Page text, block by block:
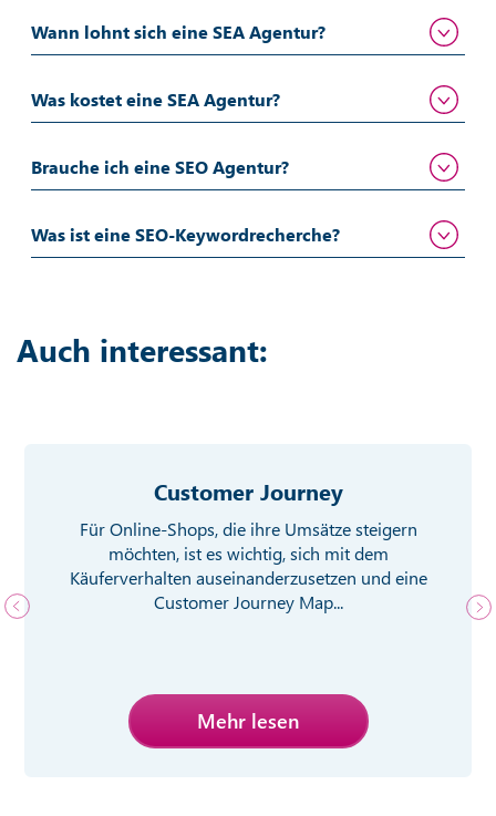
Wann lohnt sich eine SEA Agentur?
Was kostet eine SEA Agentur?
Brauche ich eine SEO Agentur?
Was ist eine SEO-Keywordrecherche?
Auch interessant:
Customer Journey
Für Online-Shops, die ihre Umsätze steigern
möchten, ist es wichtig, sich mit dem
Käuferverhalten auseinanderzusetzen und eine
Customer Journey Map...
Mehr lesen